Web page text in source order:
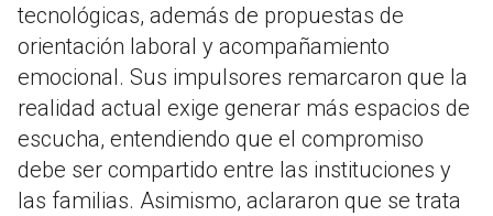
tecnológicas, además de propuestas de
orientación laboral y acompañamiento
emocional. Sus impulsores remarcaron que la
realidad actual exige generar más espacios de
escucha, entendiendo que el compromiso
debe ser compartido entre las instituciones y
las familias. Asimismo, aclararon que se trata